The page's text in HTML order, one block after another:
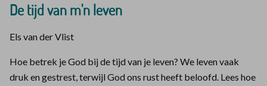
De tijd van m'n leven
Els van der Vlist
Hoe betrek je God bij de tijd van je leven? We leven vaak
druk en gestrest, terwijl God ons rust heeft beloofd. Lees hoe